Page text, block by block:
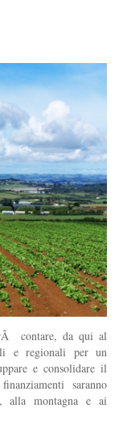
contare, da qui al
e regionali per un
e consolidare il
saranno
alla montagna e ai